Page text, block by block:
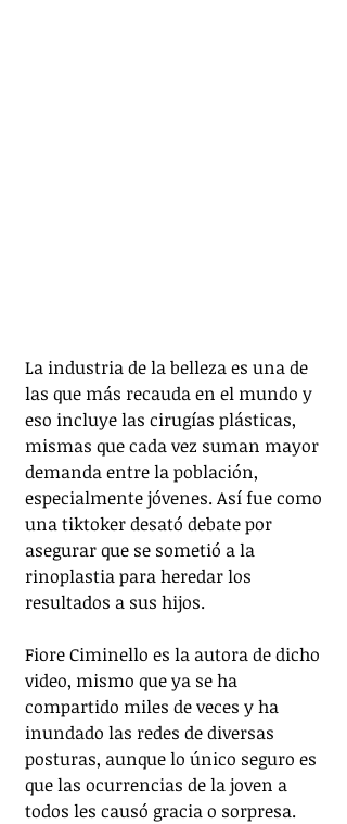
La industria de la belleza es una de
las que más recauda en el mundo y
eso incluye las cirugías plásticas,
mismas que cada vez suman mayor
demanda entre la población,
especialmente jóvenes. Así fue como
una tiktoker desató debate por
asegurar que se sometió a la
rinoplastia para heredar los
resultados a sus hijos.
Fiore Ciminello es la autora de dicho
video, mismo que ya se ha
compartido miles de veces y ha
inundado las redes de diversas
posturas, aunque lo único seguro es
que las ocurrencias de la joven a
todos les causó gracia o sorpresa.